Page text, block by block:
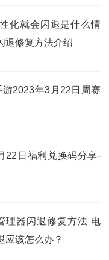
化就会闪退是什么情
退修复方法介绍
游2023年3月22日周赛
22日福利兑换码分享-
理器闪退修复方法 电
应该怎么办？